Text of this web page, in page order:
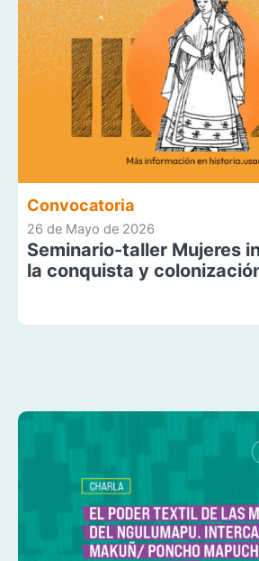
Convocatoria
26 de Mayo de 2026
Seminario-taller Mujeres
la conquista y